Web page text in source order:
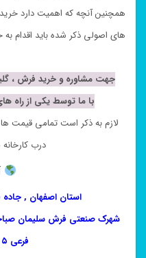
همچنین آنچه که اهمیت دارد
های اصولی ذکر شده باید اقدام به
جهت مشاوره و خرید فرش ،
با ما توسط یکی از راه
لازم به ذکر است تمامی قیمت
درب
استان اصفهان , جاده
شهرک صنعتی فرش سلیمان
فرعی ۵ , نبش بلوار